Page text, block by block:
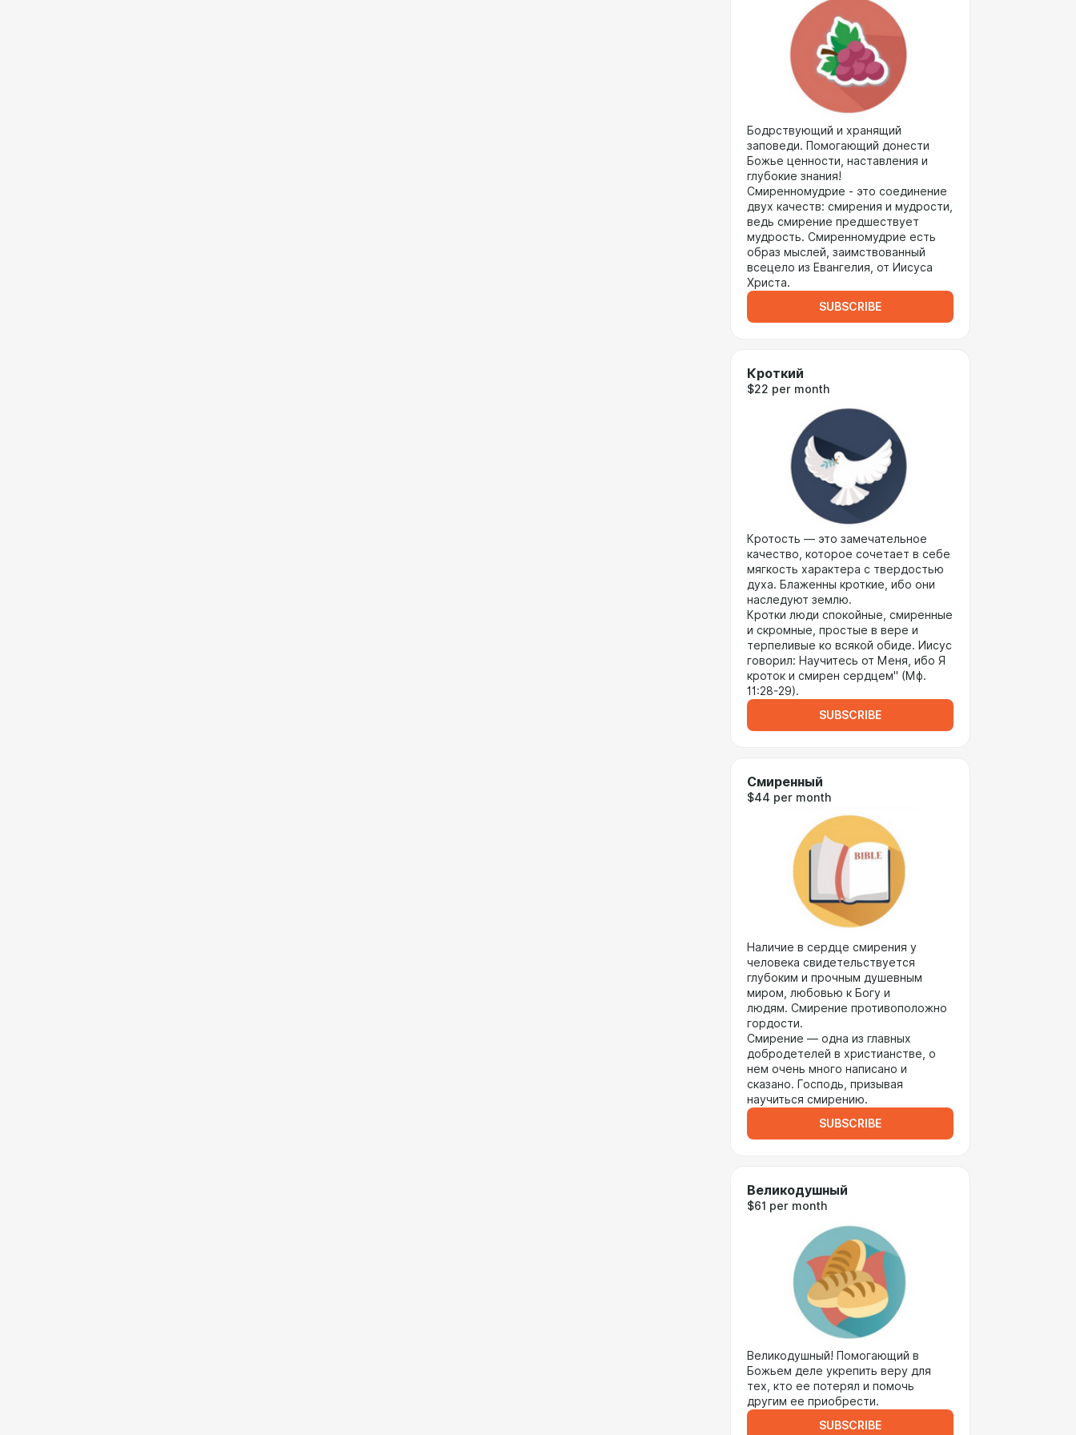
Бодрствующий и хранящий
заповеди. Помогающий донести
Божье ценности, наставления и
глубокие знания!
Cмиренномудрие - это соединение
двух качеств: смирения и мудрости,
ведь смирение предшествует
мудрость. Смиренномудрие есть
образ мыслей, заимствованный
всецело из Евангелия, от Иисуса
Христа.
SUBSCRIBE
Кроткий
$22 per month
Кротость — это замечательное
качество, которое сочетает в себе
мягкость характера с твердостью
духа. Блаженны кроткие, ибо они
наследуют землю.
Кротки люди спокойные, смиренные
и скромные, простые в вере и
терпеливые ко всякой обиде. Иисус
говорил: Научитесь от Меня, ибо Я
кроток и смирен сердцем" (Мф.
11:28-29).
SUBSCRIBE
Смиренный
$44 per month
Наличие в сердце смирения у
человека свидетельствуется
глубоким и прочным душевным
миром, любовью к Богу и
людям. Смирение противоположно
гордости.
Смирение — одна из главных
добродетелей в христианстве, о
нем очень много написано и
сказано. Господь, призывая
научиться смирению.
SUBSCRIBE
Великодушный
$61 per month
Великодушный! Помогающий в
Божьем деле укрепить веру для
тех, кто ее потерял и помочь
другим ее приобрести.
SUBSCRIBE